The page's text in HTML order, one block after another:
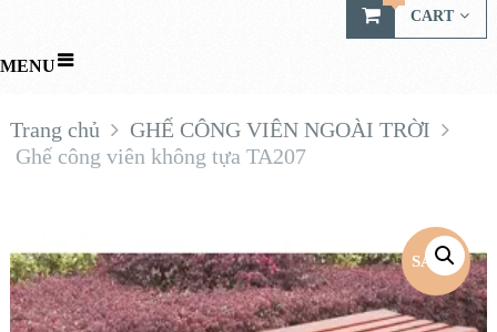
CART
MENU
Trang chủ
GHẾ CÔNG VIÊN NGOÀI TRỜI
Ghế công viên không tựa TA207
SALE!